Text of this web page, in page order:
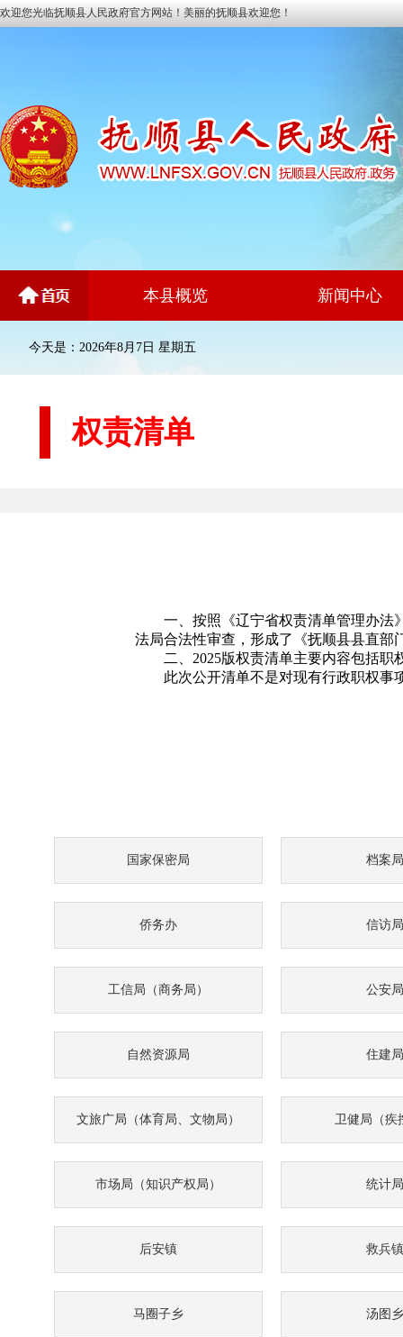
欢迎您光临抚顺县人民政府官方网站！美丽的抚顺县欢迎您！
本县概览 新闻中心
今天是：2026年8月7日 星期五
权责清单
一、按照《辽宁省权责清单管理办法
法局合法性审查，形成了《抚顺县县直部
二、2025版权责清单主要内容包括
此次公开清单不是对现有行政职权事
国家保密局 档案局
侨务办 信访局
工信局（商务局） 公安局
自然资源局 住建局
文旅广局（体育局、文物局） 卫健局（疾
市场局（知识产权局） 统计局
后安镇 救兵镇
马圈子乡 汤图乡